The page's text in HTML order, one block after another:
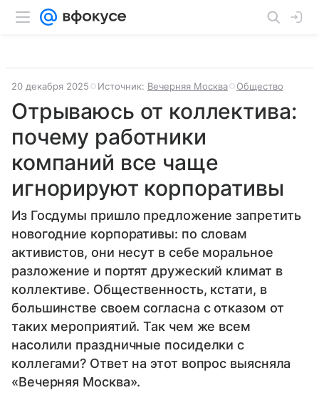
20 декабря 2025 Источник: Вечерняя Москва Общество
Отрываюсь от коллектива:
почему работники
компаний все чаще
игнорируют корпоративы
Из Госдумы пришло предложение запретить
новогодние корпоративы: по словам
активистов, они несут в себе моральное
разложение и портят дружеский климат в
коллективе. Общественность, кстати, в
большинстве своем согласна с отказом от
таких мероприятий. Так чем же всем
насолили праздничные посиделки с
коллегами? Ответ на этот вопрос выясняла
«Вечерняя Москва».